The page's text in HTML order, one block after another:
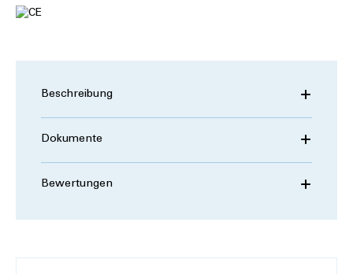
Beschreibung
Dokumente
Bewertungen